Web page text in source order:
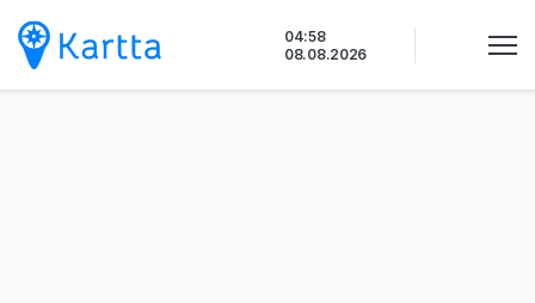
sisältöön
04:58
08.08.2026